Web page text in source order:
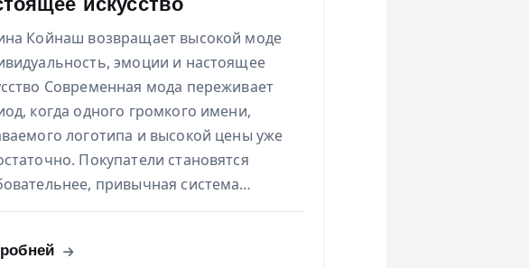
искусство
Койнаш возвращает высокой моде
эмоции и настоящее
Современная мода переживает
когда одного громкого имени,
логотипа и высокой цены уже
Покупатели становятся
привычная система…